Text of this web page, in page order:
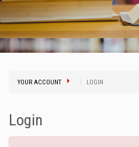
YOUR ACCOUNT LOGIN
Login